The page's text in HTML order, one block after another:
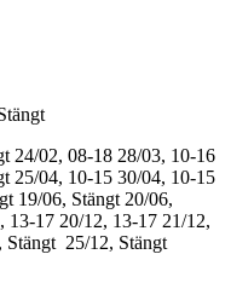
24/02, 08-18 28/03, 10-16
25/04, 10-15 30/04, 10-15
19/06, Stängt 20/06,
13-17 20/12, 13-17 21/12,
Stängt 25/12, Stängt